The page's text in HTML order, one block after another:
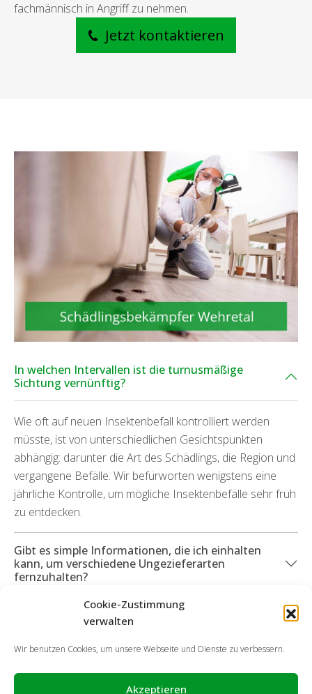
Cookie-Zustimmung
verwalten
Wir benutzen Cookies, um unsere Webseite und Dienste zu verbessern.
Akzeptieren
fachmännisch in Angriff zu nehmen.
Jetzt kontaktieren
In welchen Intervallen ist die turnusmäßige
Sichtung vernünftig?
Wie oft auf neuen Insektenbefall kontrolliert werden
müsste, ist von unterschiedlichen Gesichtspunkten
abhängig: darunter die Art des Schädlings, die Region und
vergangene Befälle. Wir befürworten wenigstens eine
jährliche Kontrolle, um mögliche Insektenbefälle sehr früh
zu entdecken.
Gibt es simple Informationen, die ich einhalten
kann, um verschiedene Ungezieferarten
fernzuhalten?
Was geschieht, wenn Sachschäden durch die
Insekten aufgekommen sind?